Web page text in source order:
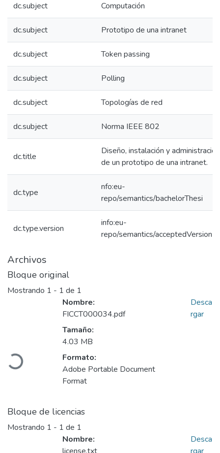
dc.subject Computación
dc.subject Prototipo de una intranet
dc.subject Token passing
dc.subject Polling
dc.subject Topologías de red
dc.subject Norma IEEE 802
dc.title
Diseño, instalación y administración
de un prototipo de una intranet.
dc.type
nfo:eu-
repo/semantics/bachelorThesi
dc.type.version
info:eu-
repo/semantics/acceptedVersion
Archivos
Bloque original
Mostrando 1 - 1 de 1
Cargando...
Nombre:
FICCT000034.pdf
Tamaño:
4.03 MB
Formato:
Adobe Portable Document
Format
Desca
rgar
Bloque de licencias
Mostrando 1 - 1 de 1
Nombre:
Desca